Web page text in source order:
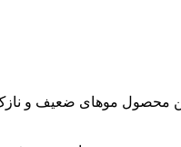
محصول موهای ضعیف و